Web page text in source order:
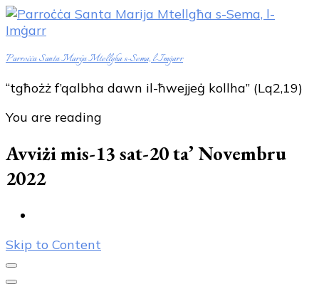
Parroċċa Santa Marija Mtellgħa s-Sema, l-Imġarr
“tgħożż f’qalbha dawn il-ħwejjeġ kollha” (Lq2,19)
You are reading
Avviżi mis-13 sat-20 ta’ Novembru
2022
Skip to Content